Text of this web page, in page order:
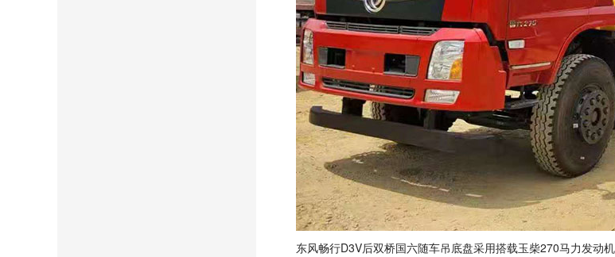
东风畅行D3V后双桥国六随车吊底盘采用搭载玉柴270马力发